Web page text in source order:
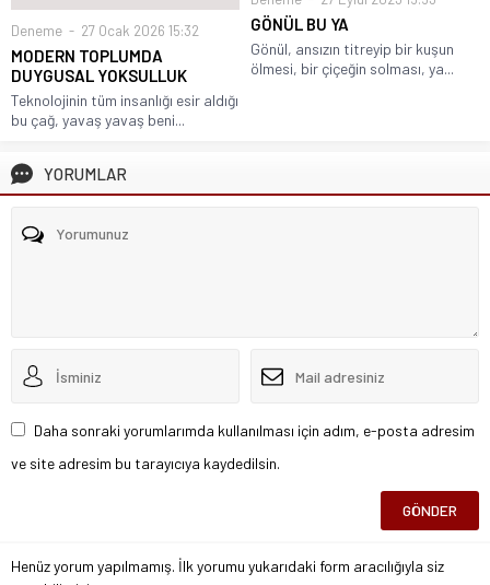
Deneme 27 Ocak 2026 15:32
MODERN TOPLUMDA
DUYGUSAL YOKSULLUK
Teknolojinin tüm insanlığı esir aldığı
bu çağ, yavaş yavaş beni...
GÖNÜL BU YA
Gönül, ansızın titreyip bir kuşun
ölmesi, bir çiçeğin solması, ya...
YORUMLAR
Daha sonraki yorumlarımda kullanılması için adım, e-posta adresim
ve site adresim bu tarayıcıya kaydedilsin.
Henüz yorum yapılmamış. İlk yorumu yukarıdaki form aracılığıyla siz